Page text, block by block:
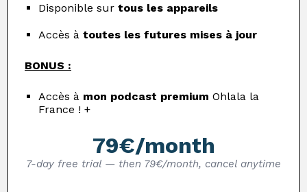
Disponible sur tous les appareils
Accès à toutes les futures mises à jour
BONUS :
Accès à mon podcast premium Ohlala la
France ! +
79€/month
7-day free trial — then 79€/month, cancel anytime